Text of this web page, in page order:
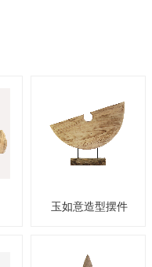
玉如意造型摆件